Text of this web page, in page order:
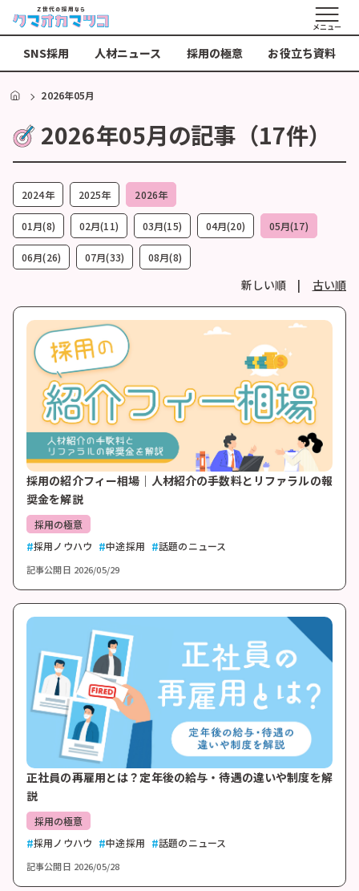
SNS採用 人材ニュース 採用の極意 お役立ち資料
メニュー
HOME2026年05月
2026年05月の記事（17件）
2024年 2025年 2026年
01月(8) 02月(11) 03月(15) 04月(20) 05月(17)
06月(26) 07月(33) 08月(8)
新しい順 | 古い順
採用の紹介フィー相場｜人材紹介の手数料とリファラルの報
奨金を解説
採用の極意
採用ノウハウ
中途採用 話題のニュース
記事公開日 2026/05/29
正社員の再雇用とは？定年後の給与・待遇の違いや制度を解
説
採用の極意
採用ノウハウ
中途採用 話題のニュース
記事公開日 2026/05/28